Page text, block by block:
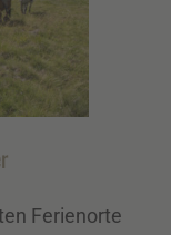
Ferienorte